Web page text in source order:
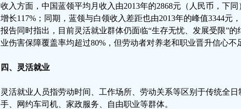
收入方面，中国蓝领平均月收入由2013年的2868元（人民币，下同
增长117%；同期，蓝领与白领收入差距也由2013年的峰值3344元，
报告同时指出，目前灵活就业群体仍面临“生存无忧、发展受限”
业伤害保障覆盖率均超过80%，但劳动者对养老和职业晋升信心不
四、灵活就业
灵活就业人员指劳动时间、工作场所、劳动关系等区别于传统全
手、网约车司机、家政服务、自由职业等群体。